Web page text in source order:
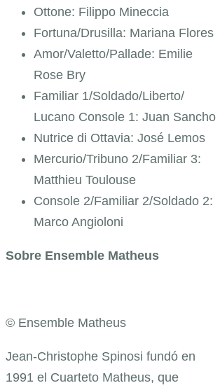
Ottone: Filippo Mineccia
Fortuna/Drusilla: Mariana Flores
Amor/Valetto/Pallade: Emilie
Rose Bry
Familiar 1/Soldado/Liberto/
Lucano Console 1: Juan Sancho
Nutrice di Ottavia: José Lemos
Mercurio/Tribuno 2/Familiar 3:
Matthieu Toulouse
Console 2/Familiar 2/Soldado 2:
Marco Angioloni
Sobre Ensemble Matheus
© Ensemble Matheus
Jean-Christophe Spinosi fundó en
1991 el Cuarteto Matheus, que